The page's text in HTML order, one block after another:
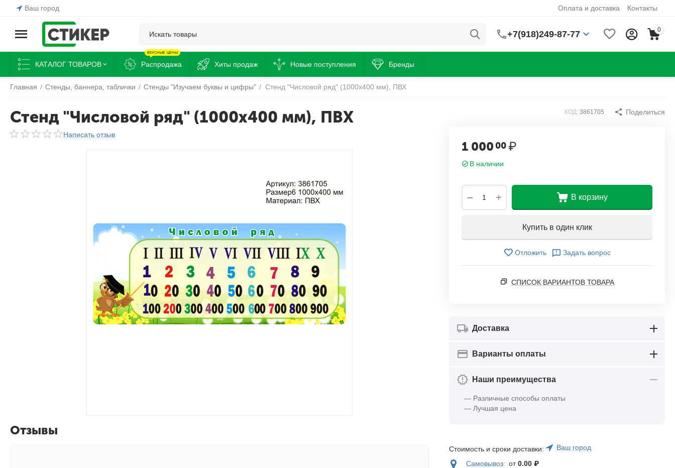
Ваш город Оплата и доставка Контакты
+7(918)249-87-77 0
КАТАЛОГ ТОВАРОВ Распродажа
ВКУСНЫЕ ЦЕНЫ
Хиты продаж Новые поступления Бренды
Главная / Стенды, баннера, таблички / Стенды "Изучаем буквы и цифры" / Стенд "Числовой ряд" (1000х400 мм), ПВХ
Стенд "Числовой ряд" (1000х400 мм), ПВХ
Написать отзыв
КОД: 3861705 Поделиться
1 000 00₽
В наличии
+
− В корзину
Купить в один клик
Отложить Задать вопрос
СПИСОК ВАРИАНТОВ ТОВАРА
Доставка
Варианты оплаты
Наши преимущества
— Различные способы оплаты
— Лучшая цена
Стоимость и сроки доставки:
Ваш город
Самовывоз: от0.00 ₽
Отзывы